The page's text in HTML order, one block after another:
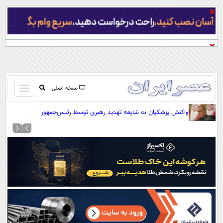
نسخه اصلی
باز
و
کردن
صفحه اول
آرشیو
نظرسنجی
آب و هوا
اوقات شرعی
سواد زندگی
واکنش پزشکیان به شایعه تهدید رهبری توسط رئیس‌جمهور